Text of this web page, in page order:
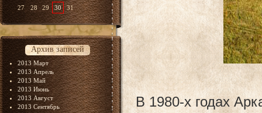
27
28 29 30 31
Архив записей
2013 Март
2013 Апрель
2013 Май
2013 Июнь
2013 Август
2013 Сентябрь
В 1980-х годах